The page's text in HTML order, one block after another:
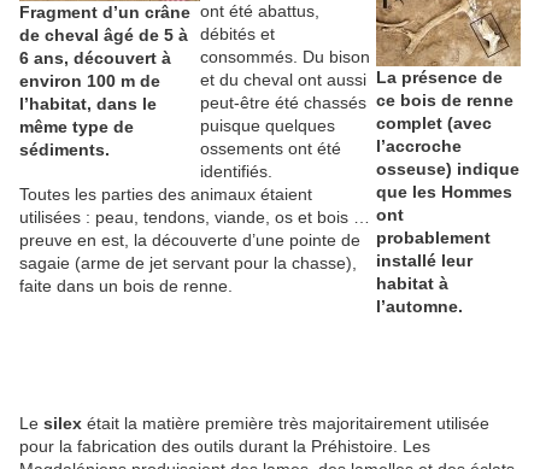
Fragment d’un crâne
de cheval âgé de 5 à
6 ans, découvert à
environ 100 m de
l’habitat, dans le
même type de
sédiments.
La présence de
ce bois de renne
complet (avec
l’accroche
osseuse) indique
que les Hommes
ont
probablement
installé leur
habitat à
l’automne.
ont été abattus,
débités et
consommés. Du bison
et du cheval ont aussi
peut-être été chassés
puisque quelques
ossements ont été
identifiés.
Toutes les parties des animaux étaient
utilisées : peau, tendons, viande, os et bois …
preuve en est, la découverte d’une pointe de
sagaie (arme de jet servant pour la chasse),
faite dans un bois de renne.
Le silex était la matière première très majoritairement utilisée
pour la fabrication des outils durant la Préhistoire. Les